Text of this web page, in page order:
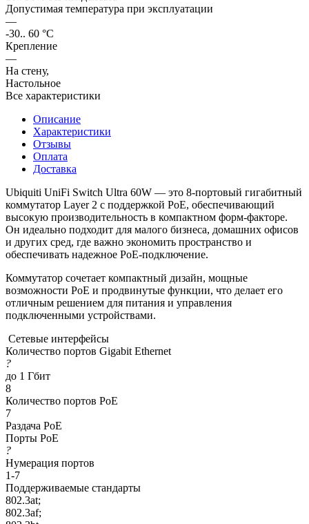
Допустимая температура при эксплуатации
—
-30.. 60 °С
Крепление
—
На стену,
Настольное
Все характеристики
Описание
Характеристики
Отзывы
Оплата
Доставка
Ubiquiti UniFi Switch Ultra 60W — это 8-портовый гигабитный
коммутатор Layer 2 с поддержкой PoE, обеспечивающий
высокую производительность в компактном форм-факторе.
Он идеально подходит для малого бизнеса, домашних офисов
и других сред, где важно экономить пространство и
обеспечивать надежное PoE-подключение.
Коммутатор сочетает компактный дизайн, мощные
возможности PoE и продвинутые функции, что делает его
отличным решением для питания и управления
подключенными устройствами.
Сетевые интерфейсы
Количество портов Gigabit Ethernet
?
до 1 Гбит
8
Количество портов PoE
7
Раздача РоЕ
Порты PoE
?
Нумерация портов
1-7
Поддерживаемые стандарты
802.3at;
802.3af;